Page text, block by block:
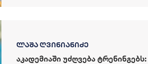
ლაშა ღვინიანიძე
აკადემიაში უძღვება ტრენინგებს: